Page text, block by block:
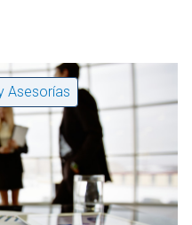
Asesorías